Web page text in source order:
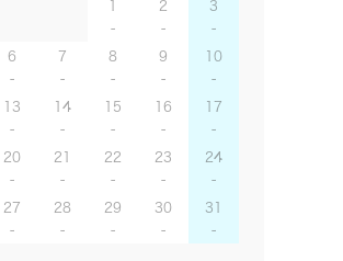
1 2 3
6 7 8 9 10
13 14 15 16 17
20 21 22 23 24
27 28 29 30 31